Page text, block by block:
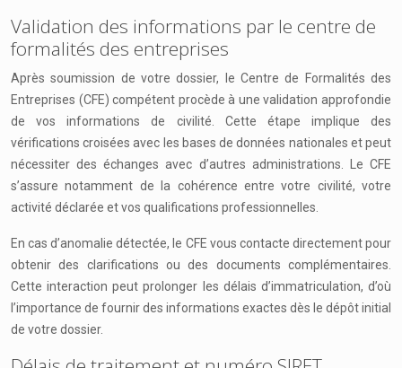
Validation des informations par le centre de
formalités des entreprises
Après soumission de votre dossier, le Centre de Formalités des
Entreprises (CFE) compétent procède à une validation approfondie
de vos informations de civilité. Cette étape implique des
vérifications croisées avec les bases de données nationales et peut
nécessiter des échanges avec d’autres administrations. Le CFE
s’assure notamment de la cohérence entre votre civilité, votre
activité déclarée et vos qualifications professionnelles.
En cas d’anomalie détectée, le CFE vous contacte directement pour
obtenir des clarifications ou des documents complémentaires.
Cette interaction peut prolonger les délais d’immatriculation, d’où
l’importance de fournir des informations exactes dès le dépôt initial
de votre dossier.